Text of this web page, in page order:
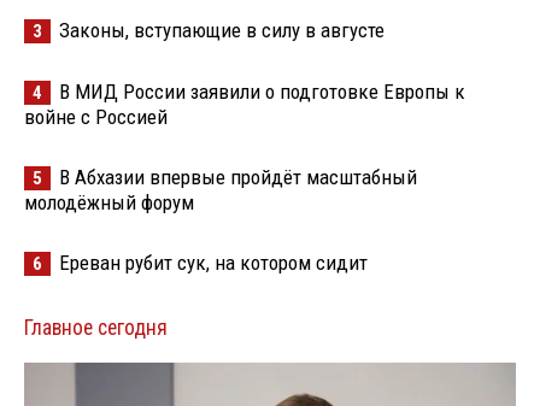
3 Законы, вступающие в силу в августе
4
В МИД России заявили о подготовке Европы к
войне с Россией
5
В Абхазии впервые пройдёт масштабный
молодёжный форум
6 Ереван рубит сук, на котором сидит
Главное сегодня